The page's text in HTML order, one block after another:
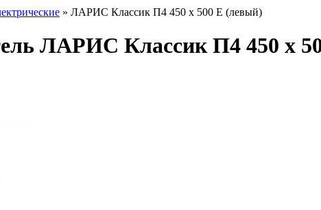
» ЛАРИС Классик П4 450 х 500 Е (левый)
ЛАРИС Классик П4 450 х